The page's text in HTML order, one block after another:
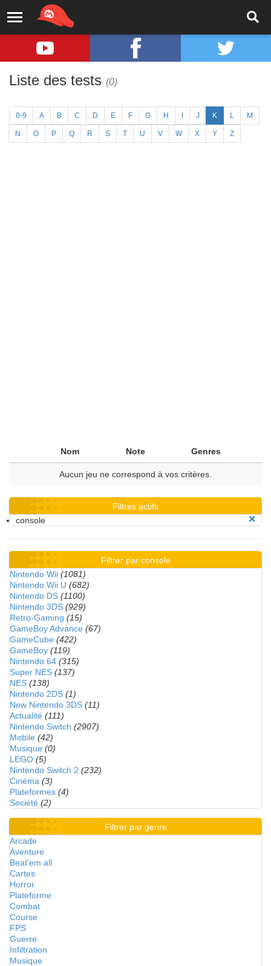
Liste des tests (0)
0-9 A B C D E F G H J K L M
N O P Q R S T U V W X Y Z
Nom Note Genres
Aucun jeu ne correspond à vos critères.
Filtres actifs
console
Filtrer par console
Nintendo Wii (1081)
Nintendo Wii U (682)
Nintendo DS (1100)
Nintendo 3DS (929)
Retro-Gaming (15)
GameBoy Advance (67)
GameCube (422)
GameBoy (119)
Nintendo 64 (315)
Super NES (137)
NES (138)
Nintendo 2DS (1)
New Nintendo 3DS (11)
Actualité (111)
Nintendo Switch (2907)
Mobile (42)
Musique (0)
LEGO (5)
Nintendo Switch 2 (232)
Cinéma (3)
Plateformes (4)
Société (2)
Filtrer par genre
Arcade
Aventure
Beat'em all
Cartes
Horror
Plateforme
Combat
Course
FPS
Guerre
Infiltration
Musique